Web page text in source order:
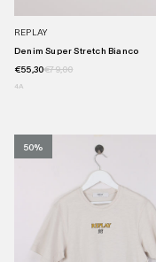
REPLAY
Denim Super Stretch Bianco
€55,30€79,00
4A
50%